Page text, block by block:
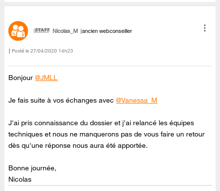
Nicolas_M ancien webconseiller
Posté le ‎27/04/2020 14h23
Bonjour@JMLL
Je fais suite à vos échanges avec@Vanessa_M
J'ai pris connaissance du dossier et j'ai relancé les équipes
techniques et nous ne manquerons pas de vous faire un retour
dès qu'une réponse nous aura été apportée.
Bonne journée,
Nicolas